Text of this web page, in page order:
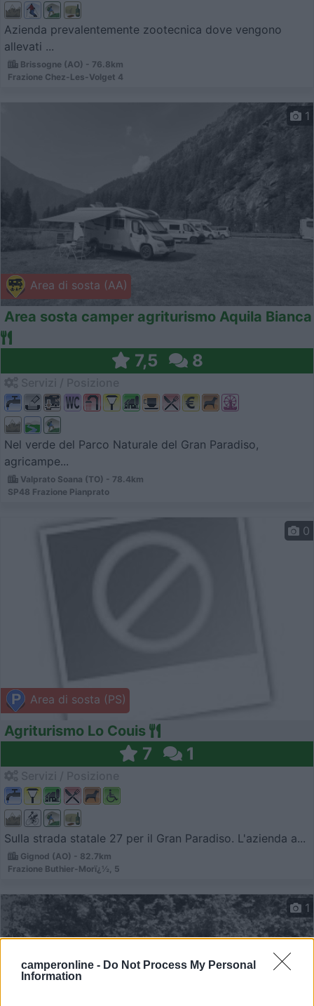
camperonline - Do Not Process My Personal
Information
Azienda prevalentemente zootecnica dove vengono
allevati ...
Brissogne (AO) - 76.8km
Frazione Chez-Les-Volget 4
Area di sosta (AA)
1
Area sosta camper agriturismo Aquila Bianca
7,5 8
Nel verde del Parco Naturale del Gran Paradiso,
agricampe...
Valprato Soana (TO) - 78.4km
SP48 Frazione Pianprato
Area di sosta (PS)
0
Agriturismo Lo Couis
7 1
Sulla strada statale 27 per il Gran Paradiso. L'azienda a...
Gignod (AO) - 82.7km
Frazione Buthier-Morï¿½, 5
1